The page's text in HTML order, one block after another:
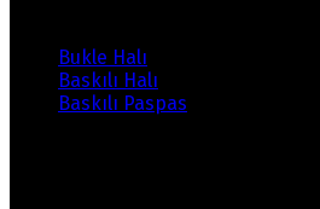
Bukle Halı
Baskılı Halı
Baskılı Paspas